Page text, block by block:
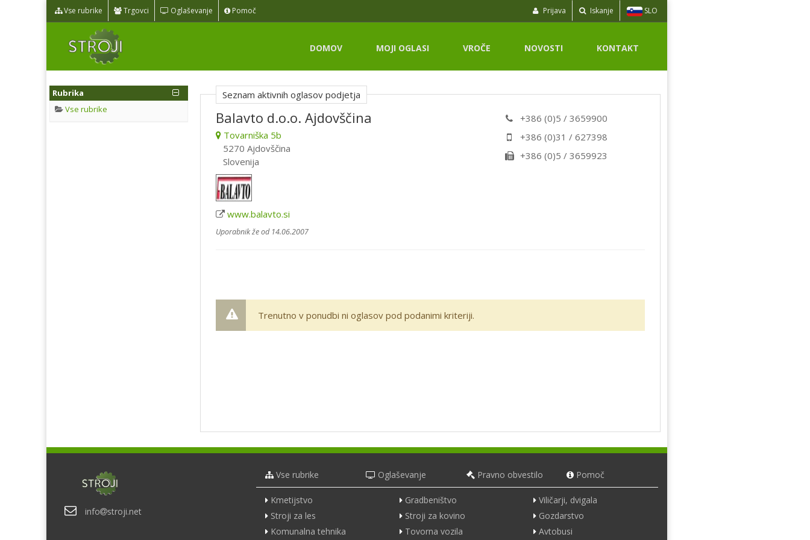
Vse rubrike Trgovci Oglaševanje Pomoč Prijava Iskanje SLO
DOMOV MOJI OGLASI VROČE NOVOSTI KONTAKT
Rubrika
Vse rubrike
Seznam aktivnih oglasov podjetja
Balavto d.o.o. Ajdovščina
Tovarniška 5b
5270 Ajdovščina
Slovenija
www.balavto.si
Uporabnik že od 14.06.2007
+386 (0)5 / 3659900
+386 (0)31 / 627398
+386 (0)5 / 3659923
Trenutno v ponudbi ni oglasov pod podanimi kriteriji.
info stroji.net
Vse rubrike Oglaševanje Pravno obvestilo Pomoč
Kmetijstvo Gradbeništvo
Viličarji, dvigala
Stroji za les
Stroji za kovino
Gozdarstvo
Komunalna tehnika
Tovorna vozila Avtobusi